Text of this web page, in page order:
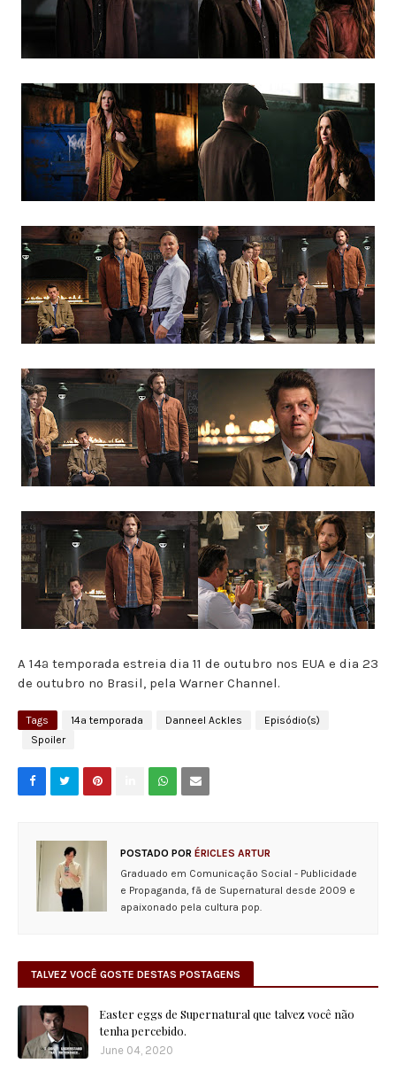
A 14ª temporada estreia dia 11 de outubro nos EUA e dia 23
de outubro no Brasil, pela Warner Channel.
Tags 14ª temporada Danneel Ackles
Episódio(s)
Spoiler
POSTADO POR ÉRICLES ARTUR
Graduado em Comunicação Social - Publicidade
e Propaganda, fã de Supernatural desde 2009 e
apaixonado pela cultura pop.
TALVEZ VOCÊ GOSTE DESTAS POSTAGENS
Easter eggs de Supernatural que talvez você não
tenha percebido.
June 04, 2020